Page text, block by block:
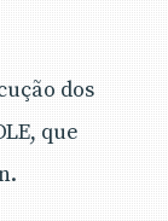
dos
que